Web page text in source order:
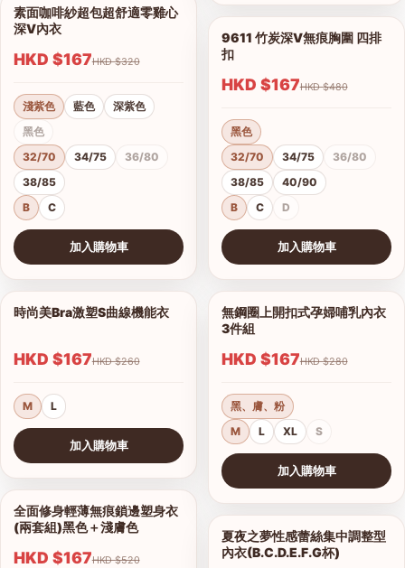
1/14
素面咖啡紗超包超舒適零雞心
深V內衣
HKD $167 HKD $320
淺紫色 藍色
深紫色
黑色
32/70
34/75
36/80
38/85
B
C
加入購物車
1/2
查看圖片
時尚美Bra激塑S曲線機能衣
HKD $167 HKD $260
M L
加入購物車
1/10
查看圖片
全面修身輕薄無痕鎖邊塑身衣
(兩套組)黑色＋淺膚色
HKD $167 HKD $520
1/7
9611 竹炭深V無痕胸圍 四排
扣
HKD $167 HKD $480
黑色
32/70
34/75
36/80
38/85
40/90
B
C D
加入購物車
1/3
查看圖片
無鋼圈上開扣式孕婦哺乳內衣
3件組
HKD $167 HKD $280
黑、膚、粉
M
L XL S
加入購物車
1/15
查看圖片
夏夜之夢性感蕾絲集中調整型
內衣(B.C.D.E.F.G杯)
港澳中文